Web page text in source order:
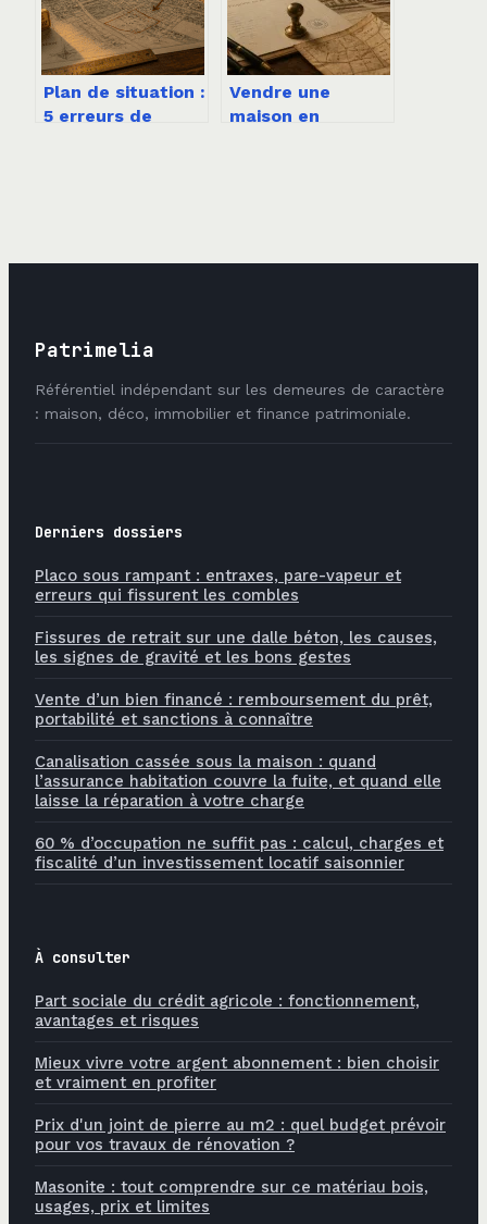
Plan de situation :
5 erreurs de
Vendre une
maison en
Patrimelia
Référentiel indépendant sur les demeures de caractère
: maison, déco, immobilier et finance patrimoniale.
Derniers dossiers
Placo sous rampant : entraxes, pare-vapeur et
erreurs qui fissurent les combles
Fissures de retrait sur une dalle béton, les causes,
les signes de gravité et les bons gestes
Vente d’un bien financé : remboursement du prêt,
portabilité et sanctions à connaître
Canalisation cassée sous la maison : quand
l’assurance habitation couvre la fuite, et quand elle
laisse la réparation à votre charge
60 % d’occupation ne suffit pas : calcul, charges et
fiscalité d’un investissement locatif saisonnier
À consulter
Part sociale du crédit agricole : fonctionnement,
avantages et risques
Mieux vivre votre argent abonnement : bien choisir
et vraiment en profiter
Prix d'un joint de pierre au m2 : quel budget prévoir
pour vos travaux de rénovation ?
Masonite : tout comprendre sur ce matériau bois,
usages, prix et limites